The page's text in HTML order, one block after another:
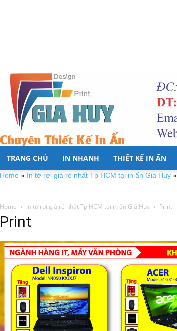
TRANG CHỦ IN NHANH THIẾT KẾ IN ẤN
Home » In tờ rơi giá rẻ nhất Tp HCM tại in ấn Gia Huy »
Home In tờ rơi giá rẻ nhất Tp HCM tại in ấn Gia Huy Print
Print